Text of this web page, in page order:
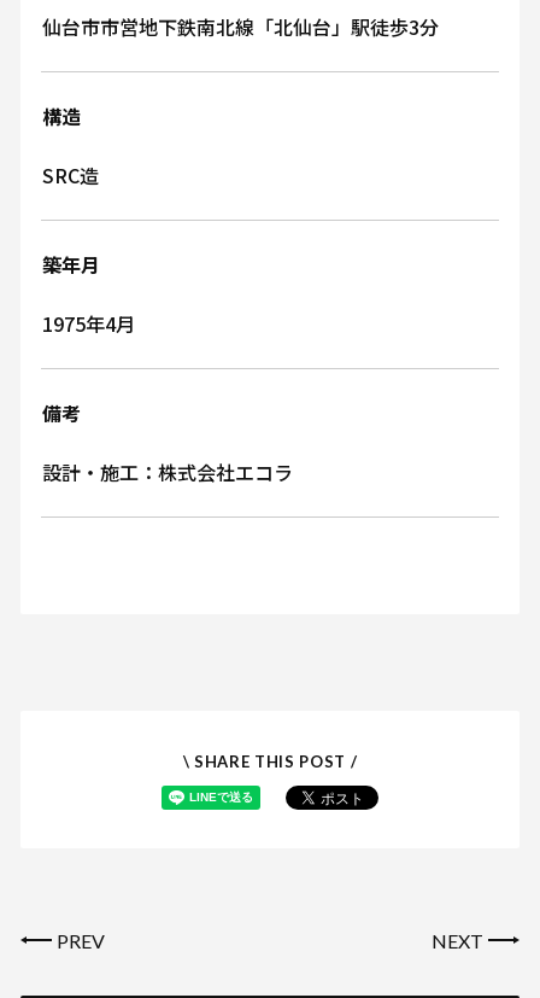
仙台市市営地下鉄南北線「北仙台」駅徒歩3分
構造
SRC造
築年月
1975年4月
備考
設計・施工：株式会社エコラ
\ SHARE THIS POST /
PREV NEXT